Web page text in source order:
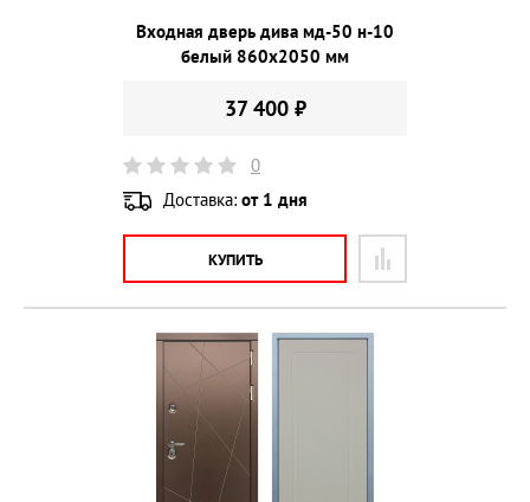
Входная дверь дива мд-50 н-10
белый 860х2050 мм
37 400 ₽
0
Доставка: от 1 дня
КУПИТЬ